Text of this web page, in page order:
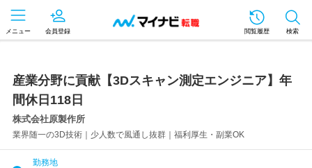
メニュー 会員登録 閲覧履歴 検索
産業分野に貢献【3Dスキャン測定エンジニア】年
間休日118日
株式会社原製作所
業界随一の3D技術｜少人数で風通し抜群｜福利厚生・副業OK
勤務地